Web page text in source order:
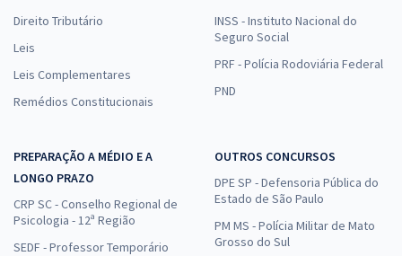
Direito Tributário
Leis
Leis Complementares
Remédios Constitucionais
INSS - Instituto Nacional do
Seguro Social
PRF - Polícia Rodoviária Federal
PND
PREPARAÇÃO A MÉDIO E A
LONGO PRAZO
CRP SC - Conselho Regional de
Psicologia - 12ª Região
SEDF - Professor Temporário
OUTROS CONCURSOS
DPE SP - Defensoria Pública do
Estado de São Paulo
PM MS - Polícia Militar de Mato
Grosso do Sul